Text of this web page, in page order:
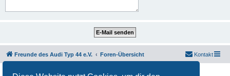
Freunde des Audi Typ 44 e.V. Foren-Übersicht Kontakt
Powered by phpBB
® Forum Software © phpBB Limited